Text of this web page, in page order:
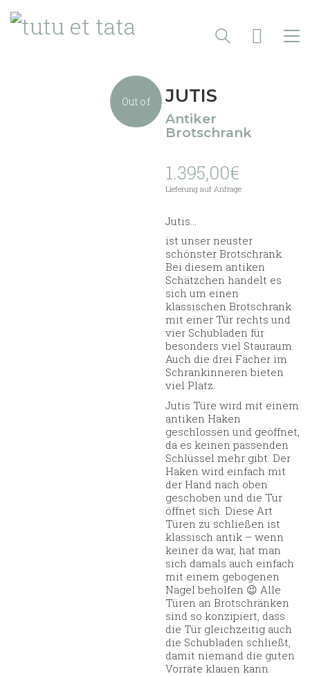
Out of JUTIS
Antiker
Brotschrank
1.395,00€
Lieferung auf Anfrage
Jutis…
ist unser neuster
schönster Brotschrank.
Bei diesem antiken
Schätzchen handelt es
sich um einen
klassischen Brotschrank
mit einer Tür rechts und
vier Schubladen für
besonders viel Stauraum.
Auch die drei Fächer im
Schrankinneren bieten
viel Platz.
Jutis Türe wird mit einem
antiken Haken
geschlossen und geöffnet,
da es keinen passenden
Schlüssel mehr gibt. Der
Haken wird einfach mit
der Hand nach oben
geschoben und die Tür
öffnet sich. Diese Art
Türen zu schließen ist
klassisch antik – wenn
keiner da war, hat man
sich damals auch einfach
mit einem gebogenen
Nagel beholfen 😉 Alle
Türen an Brotschränken
sind so konzipiert, dass
die Tür gleichzeitig auch
die Schubladen schließt,
damit niemand die guten
Vorräte klauen kann.